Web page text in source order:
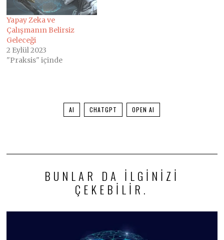
Yapay Zeka ve
Çalışmanın Belirsiz
Geleceği
2 Eylül 2023
"Praksis" içinde
AI CHATGPT OPEN AI
BUNLAR DA ILGINIZI
ÇEKEBILIR.